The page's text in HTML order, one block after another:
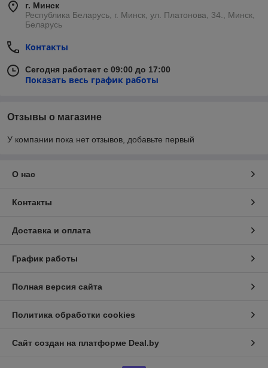
г. Минск
Республика Беларусь, г. Минск, ул. Платонова, 34., Минск,
Беларусь
Контакты
Сегодня работает с 09:00 до 17:00
Показать весь график работы
Отзывы о магазине
У компании пока нет отзывов, добавьте первый
О нас
Контакты
Доставка и оплата
График работы
Полная версия сайта
Политика обработки cookies
Сайт создан на платформе Deal.by